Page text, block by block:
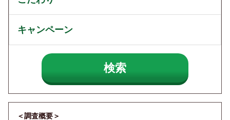
キャンペーン
＜調査概要＞